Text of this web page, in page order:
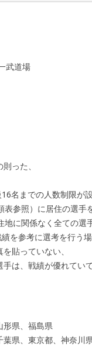
道場
った、
名までの人数制限が設
参照）に居住の選手
に関係なく全ての選
を参考に選考を行う場
貼っていない、
は、戦績が優れてい
形県、福島県
県、東京都、神奈川